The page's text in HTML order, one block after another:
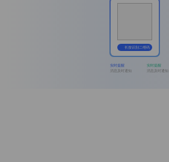
长按识别二维码
实时提醒
消息及时通知
实时提醒
消息及时通知